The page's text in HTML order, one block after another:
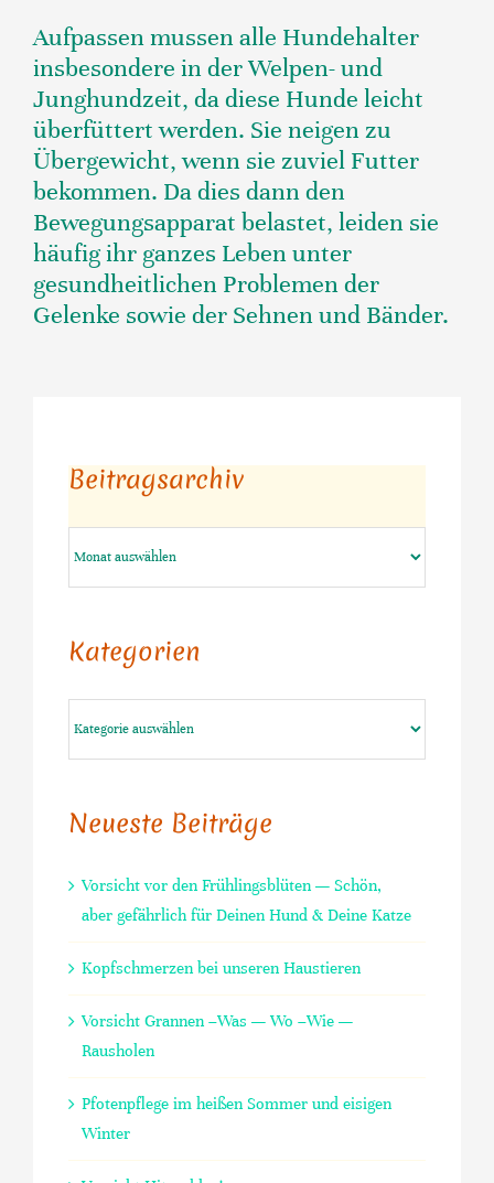
Aufpassen mussen alle Hundehalter
insbesondere in der Welpen- und
Junghundzeit, da diese Hunde leicht
überfüttert werden. Sie neigen zu
Übergewicht, wenn sie zuviel Futter
bekommen. Da dies dann den
Bewegungsapparat belastet, leiden sie
häufig ihr ganzes Leben unter
gesundheitlichen Problemen der
Gelenke sowie der Sehnen und Bänder.
Beitragsarchiv
Kategorien
Neueste Beiträge
Vorsicht vor den Frühlingsblüten — Schön,
aber gefährlich für Deinen Hund & Deine Katze
Kopfschmerzen bei unseren Haustieren
Vorsicht Grannen –Was — Wo –Wie —
Rausholen
Pfotenpflege im heißen Sommer und eisigen
Winter